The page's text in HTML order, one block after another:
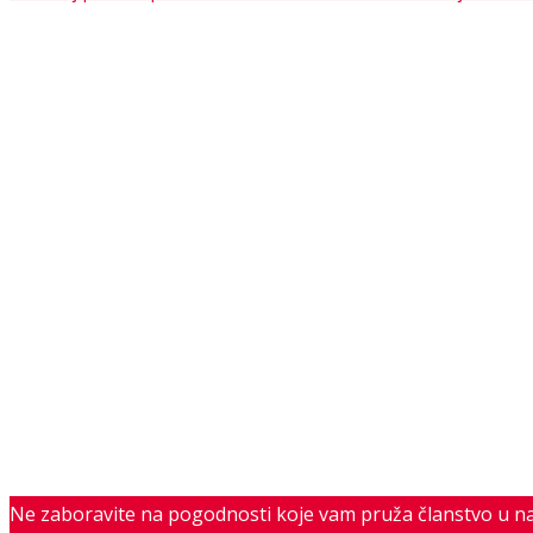
Ne zaboravite na pogodnosti koje vam pruža članstvo u